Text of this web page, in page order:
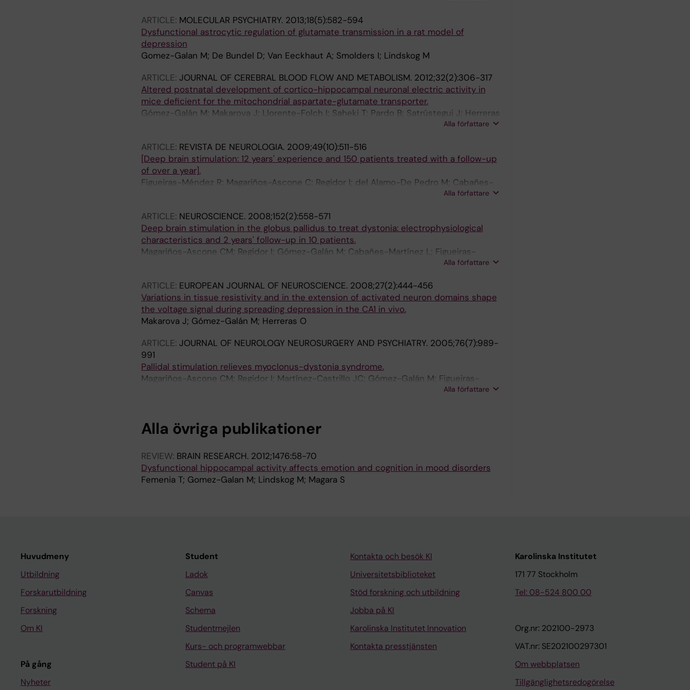
ARTICLE: MOLECULAR PSYCHIATRY. 2013;18(5):582-594
Dysfunctional astrocytic regulation of glutamate transmission in a rat model of
depression
Gomez-Galan M; De Bundel D; Van Eeckhaut A; Smolders I; Lindskog M
ARTICLE: JOURNAL OF CEREBRAL BLOOD FLOW AND METABOLISM. 2012;32(2):306-317
Altered postnatal development of cortico-hippocampal neuronal electric activity in
mice deficient for the mitochondrial aspartate-glutamate transporter.
Gómez-Galán M; Makarova J; Llorente-Folch I; Saheki T; Pardo B; Satrústegui J; Herreras
Alla författare
ARTICLE: REVISTA DE NEUROLOGIA. 2009;49(10):511-516
[Deep brain stimulation: 12 years' experience and 150 patients treated with a follow-up
of over a year].
Figueiras-Méndez R; Magariños-Ascone C; Regidor I; del Alamo-De Pedro M; Cabañes-
Alla författare
ARTICLE: NEUROSCIENCE. 2008;152(2):558-571
Deep brain stimulation in the globus pallidus to treat dystonia: electrophysiological
characteristics and 2 years' follow-up in 10 patients.
Magariños-Ascone CM; Regidor I; Gómez-Galán M; Cabañes-Martínez L; Figueiras-
Alla författare
ARTICLE: EUROPEAN JOURNAL OF NEUROSCIENCE. 2008;27(2):444-456
Variations in tissue resistivity and in the extension of activated neuron domains shape
the voltage signal during spreading depression in the CA1 in vivo.
Makarova J; Gómez-Galán M; Herreras O
ARTICLE: JOURNAL OF NEUROLOGY NEUROSURGERY AND PSYCHIATRY. 2005;76(7):989-
991
Pallidal stimulation relieves myoclonus-dystonia syndrome.
Magariños-Ascone CM; Regidor I; Martínez-Castrillo JC; Gómez-Galán M; Figueiras-
Alla författare
Alla övriga publikationer
REVIEW: BRAIN RESEARCH. 2012;1476:58-70
Dysfunctional hippocampal activity affects emotion and cognition in mood disorders
Femenia T; Gomez-Galan M; Lindskog M; Magara S
Huvudmeny
Utbildning
Forskarutbildning
Forskning
Om KI
På gång
Nyheter
Student
Ladok
Canvas
Schema
Studentmejlen
Kurs- och programwebbar
Student på KI
Kontakta och besök KI
Universitetsbiblioteket
Stöd forskning och utbildning
Jobba på KI
Karolinska Institutet Innovation
Kontakta presstjänsten
Karolinska Institutet
171 77 Stockholm
Tel: 08-524 800 00
Org.nr: 202100-2973
VAT.nr: SE202100297301
Om webbplatsen
Tillgänglighetsredogörelse